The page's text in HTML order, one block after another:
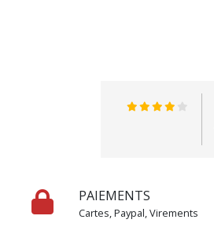
PAIEMENTS
Cartes, Paypal, Virements